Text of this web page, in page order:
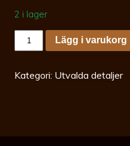
2 i lager
Pläd
orange
/
130x180
cm
Lägg i varukorg
Kategori: Utvalda detaljer